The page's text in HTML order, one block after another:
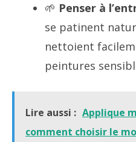
🌱 Penser à
se patinent
nettoient
peintures
Lire aussi : Applique
comment choisir le